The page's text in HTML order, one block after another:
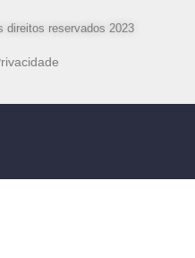
direitos reservados 2023